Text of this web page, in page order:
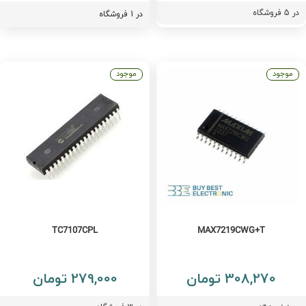
5 فروشگاه
MAX7219CWG+T
308,270 تومان
موجود
TC7107CPL
279,000 تومان
موجود